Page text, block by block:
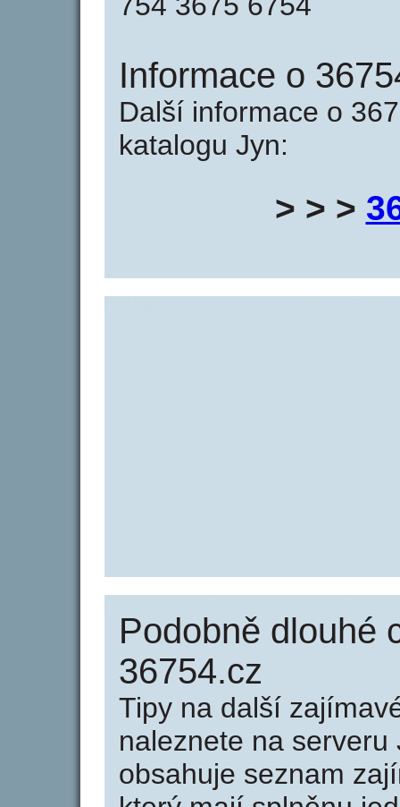
Informace o
Další informace o
katalogu Jyn:
> > >
Podobně dlouhé
36754.cz
Tipy na další
naleznete na serveru
obsahuje seznam